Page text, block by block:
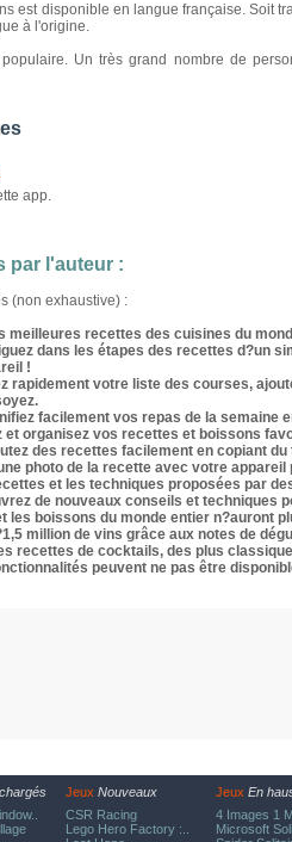
est disponible en langue française. Soit
à l'origine.
Un très grand nombre de
app.
par l'auteur :
(non exhaustive) :
meilleures recettes des cuisines du
dans les étapes des recettes d?un
!
rapidement votre liste des courses,
facilement vos repas de la semaine
et organisez vos recettes et boissons
des recettes facilement en copiant
photo de la recette avec votre appareil
et les techniques proposées par
de nouveaux conseils et techniques
les boissons du monde entier n?auront
million de vins grâce aux notes de
recettes de cocktails, des plus
peuvent ne pas être
Jeux Nouveaux
CSR Racing
Lego Hero Factory :..
Jeux En
4 Images 1
Microsoft